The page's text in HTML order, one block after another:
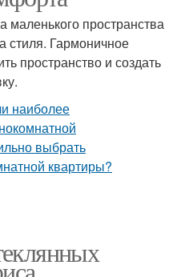
маленького пространства
стиля. Гармоничное
пространство и создать